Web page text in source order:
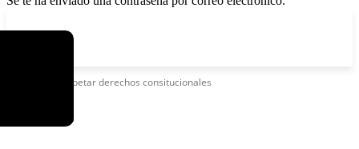
Respetar derechos consitucionales